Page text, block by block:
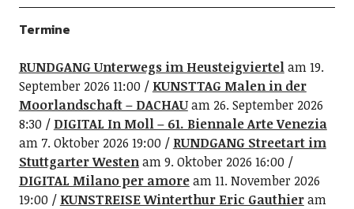
Termine
RUNDGANG Unterwegs im Heusteigviertelam 19.
September 2026 11:00
KUNSTTAG Malen in der
Moorlandschaft – DACHAUam 26. September 2026
8:30
DIGITAL In Moll – 61. Biennale Arte Venezia
am 7. Oktober 2026 19:00
RUNDGANG Streetart im
Stuttgarter Westenam 9. Oktober 2026 16:00
DIGITAL Milano per amoream 11. November 2026
19:00
KUNSTREISE Winterthur Eric Gauthieram